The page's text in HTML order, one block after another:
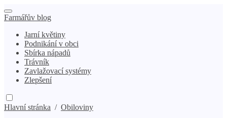
Farmářův blog
Jarní květiny
Podnikání v obci
Sbírka nápadů
Trávník
Zavlažovací systémy
Zlepšení
Hlavní stránka / Obiloviny